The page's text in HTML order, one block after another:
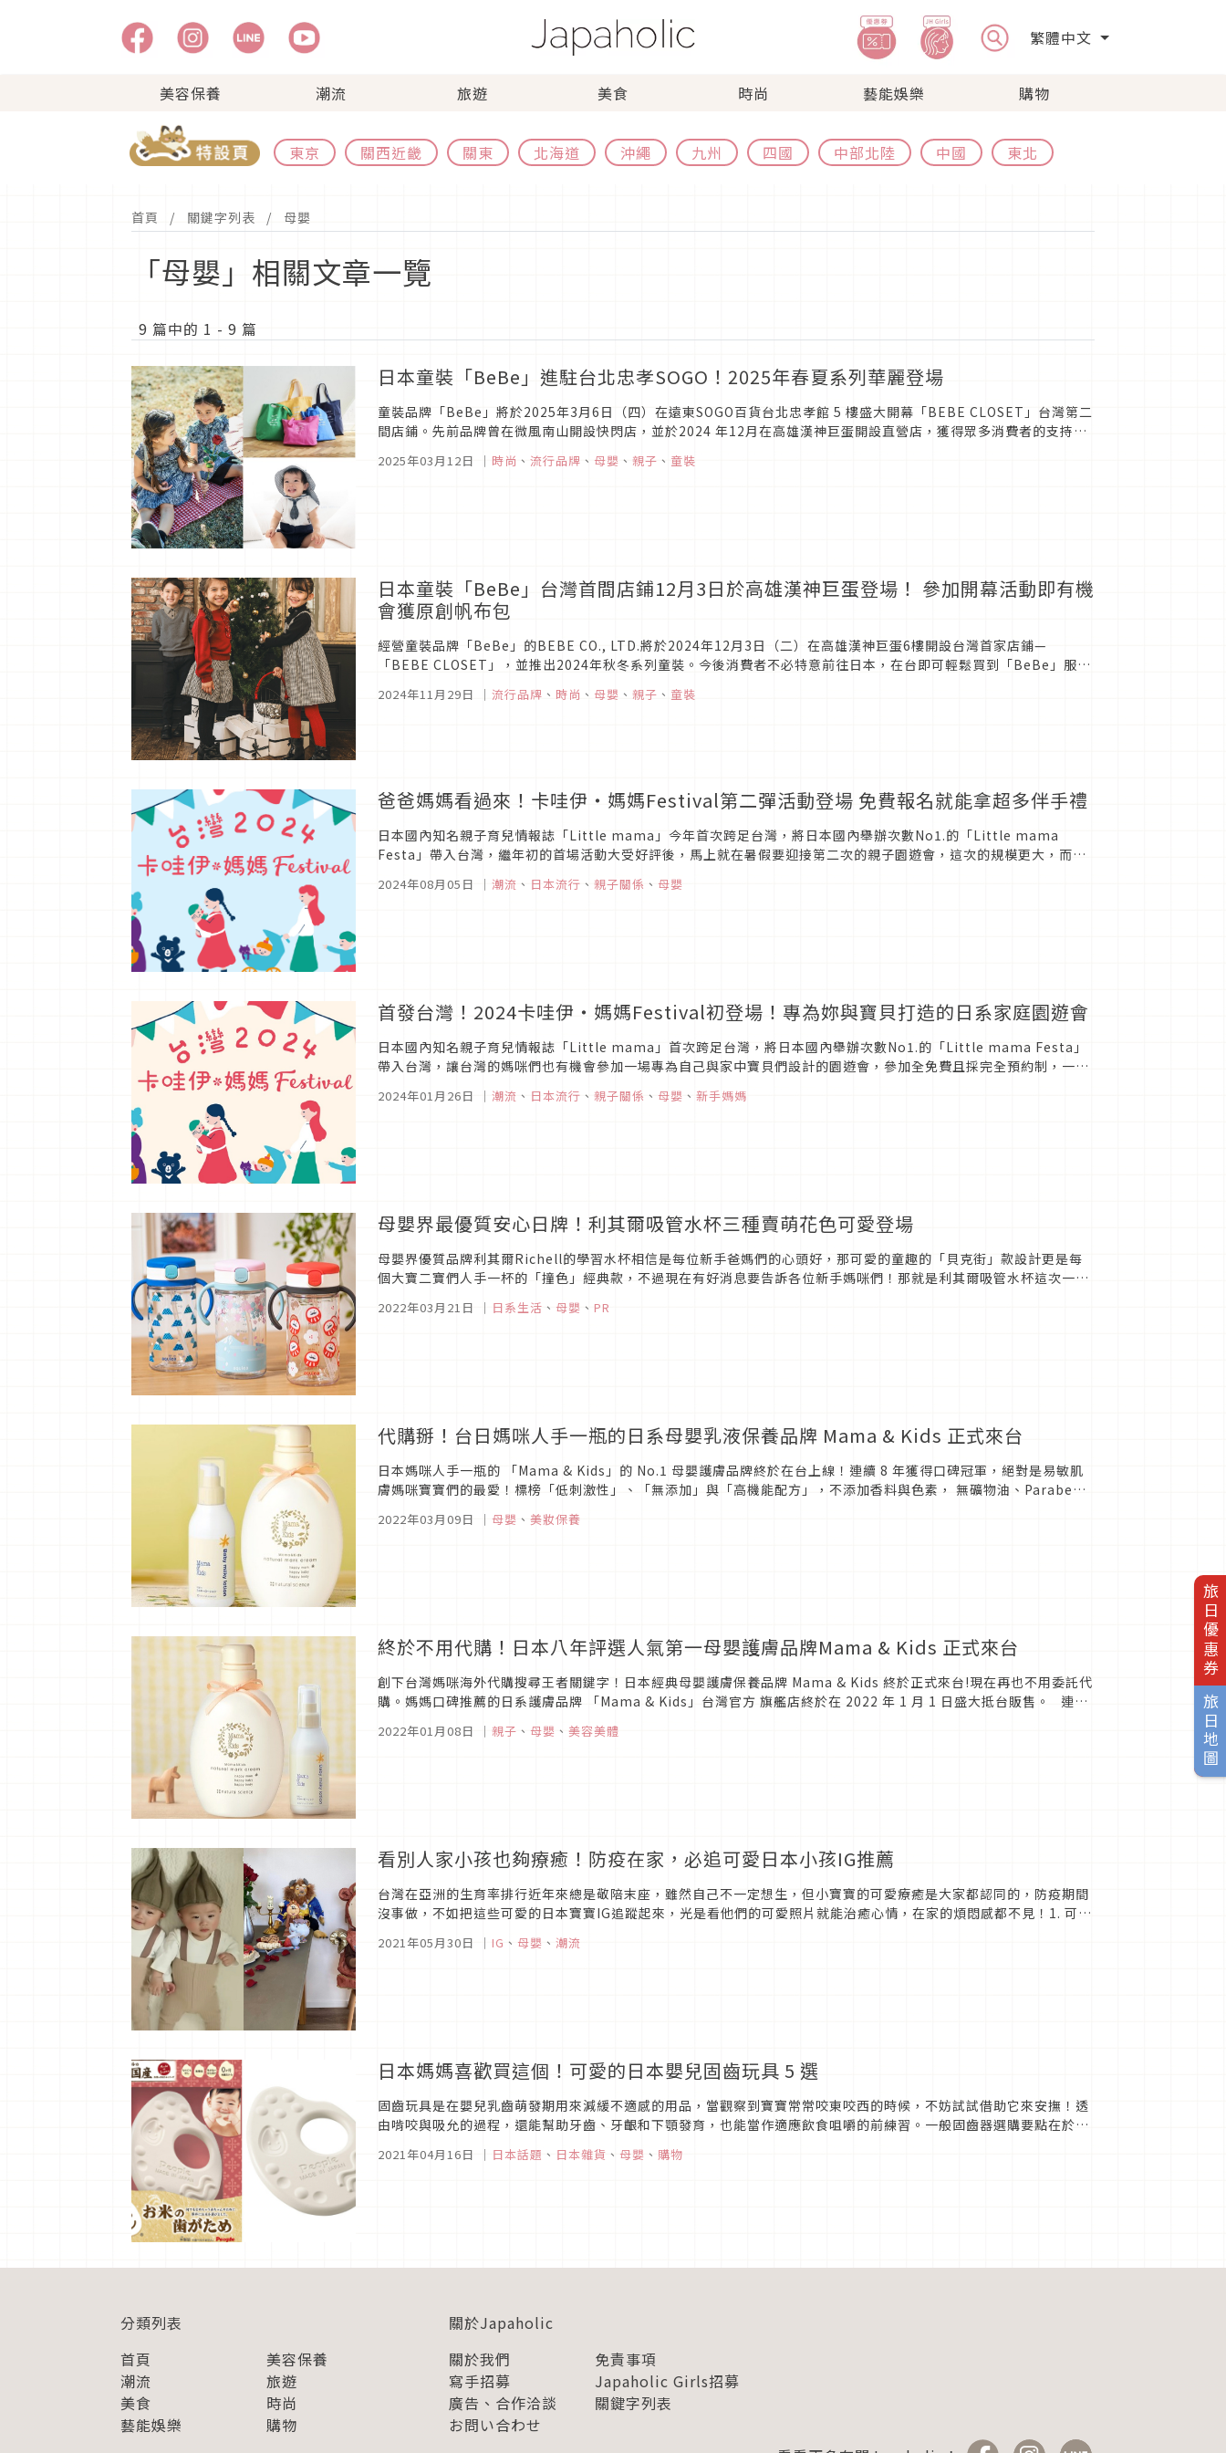
繁體中文
美容保養 潮流 旅遊 美食 時尚 藝能娛樂 購物
東京 關西近畿 關東 北海道 沖繩 九州 四國 中部北陸 中國 東北
旅日優惠券
旅日地圖
首頁 關鍵字列表 母嬰
「母嬰」相關文章一覽
9 篇中的 1 - 9 篇
日本童裝「BeBe」進駐台北忠孝SOGO！2025年春夏系列華麗登場
童裝品牌「BeBe」將於2025年3月6日（四）在遠東SOGO百貨台北忠孝館 5 樓盛大開幕「BEBE CLOSET」台灣第二
間店鋪。先前品牌曾在微風南山開設快閃店，並於2024 年12月在高雄漢神巨蛋開設直營店，獲得眾多消費者的支持與
2025年03月12日 ｜ 時尚 、 流行品牌 、 母嬰 、 親子 、 童裝
日本童裝「BeBe」台灣首間店鋪12月3日於高雄漢神巨蛋登場！ 參加開幕活動即有機
會獲原創帆布包
經營童裝品牌「BeBe」的BEBE CO., LTD.將於2024年12月3日（二）在高雄漢神巨蛋6樓開設台灣首家店鋪—
「BEBE CLOSET」，並推出2024年秋冬系列童裝。今後消費者不必特意前往日本，在台即可輕鬆買到「BeBe」服
2024年11月29日 ｜ 流行品牌 、 時尚 、 母嬰 、 親子 、 童裝
爸爸媽媽看過來！卡哇伊・媽媽Festival第二彈活動登場 免費報名就能拿超多伴手禮
日本國內知名親子育兒情報誌「Little mama」今年首次跨足台灣，將日本國內舉辦次數No1.的「Little mama
Festa」帶入台灣，繼年初的首場活動大受好評後，馬上就在暑假要迎接第二次的親子園遊會，這次的規模更大，而且
2024年08月05日 ｜ 潮流 、 日本流行 、 親子關係 、 母嬰
首發台灣！2024卡哇伊・媽媽Festival初登場！專為妳與寶貝打造的日系家庭園遊會
日本國內知名親子育兒情報誌「Little mama」首次跨足台灣，將日本國內舉辦次數No1.的「Little mama Festa」
帶入台灣，讓台灣的媽咪們也有機會參加一場專為自己與家中寶貝們設計的園遊會，參加全免費且採完全預約制，一起
2024年01月26日 ｜ 潮流 、 日本流行 、 親子關係 、 母嬰 、 新手媽媽
母嬰界最優質安心日牌！利其爾吸管水杯三種賣萌花色可愛登場
母嬰界優質品牌利其爾Richell的學習水杯相信是每位新手爸媽們的心頭好，那可愛的童趣的「貝克街」款設計更是每
個大寶二寶們人手一杯的「撞色」經典款，不過現在有好消息要告訴各位新手媽咪們！那就是利其爾吸管水杯這次一口
2022年03月21日 ｜ 日系生活 、 母嬰 、 PR
代購掰！台日媽咪人手一瓶的日系母嬰乳液保養品牌 Mama & Kids 正式來台
日本媽咪人手一瓶的 「Mama & Kids」的 No.1 母嬰護膚品牌終於在台上線！連續 8 年獲得口碑冠軍，絕對是易敏肌
膚媽咪寶寶們的最愛！標榜「低刺激性」、「無添加」與「高機能配方」，不添加香料與色素， 無礦物油、Paraben
2022年03月09日 ｜ 母嬰 、 美妝保養
終於不用代購！日本八年評選人氣第一母嬰護膚品牌Mama & Kids 正式來台
創下台灣媽咪海外代購搜尋王者關鍵字！日本經典母嬰護膚保養品牌 Mama & Kids 終於正式來台!現在再也不用委託代
購。媽媽口碑推薦的日系護膚品牌 「Mama & Kids」台灣官方 旗艦店終於在 2022 年 1 月 1 日盛大抵台販售。 連續
2022年01月08日 ｜ 親子 、 母嬰 、 美容美體
看別人家小孩也夠療癒！防疫在家，必追可愛日本小孩IG推薦
台灣在亞洲的生育率排行近年來總是敬陪末座，雖然自己不一定想生，但小寶寶的可愛療癒是大家都認同的，防疫期間
沒事做，不如把這些可愛的日本寶寶IG追蹤起來，光是看他們的可愛照片就能治癒心情，在家的煩悶感都不見！1. 可愛
2021年05月30日 ｜ IG 、 母嬰 、 潮流
日本媽媽喜歡買這個！可愛的日本嬰兒固齒玩具 5 選
固齒玩具是在嬰兒乳齒萌發期用來減緩不適感的用品，當觀察到寶寶常常咬東咬西的時候，不妨試試借助它來安撫！透
由啃咬與吸允的過程，還能幫助牙齒、牙齦和下顎發育，也能當作適應飲食咀嚼的前練習。一般固齒器選購要點在於材
2021年04月16日 ｜ 日本話題 、 日本雜貨 、 母嬰 、 購物
分類列表
首頁
美容保養
潮流
旅遊
美食
時尚
藝能娛樂
購物
關於Japaholic
關於我們
免責事項
寫手招募
Japaholic Girls招募
廣告、合作洽談
關鍵字列表
お問い合わせ